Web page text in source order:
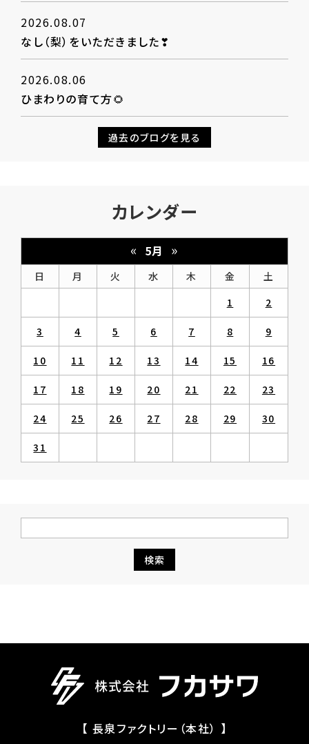
2026.08.07
なし（梨）をいただきました❣
2026.08.06
ひまわりの育て方🌻
過去のブログを見る
カレンダー
« 5月 »
日 月 火 水 木 金
土
1
2
3 4 5 6 7 8 9
10 11 12 13 14 15 16
17 18 19 20 21 22 23
24 25 26 27 28 29 30
31
【 長泉ファクトリー（本社） 】